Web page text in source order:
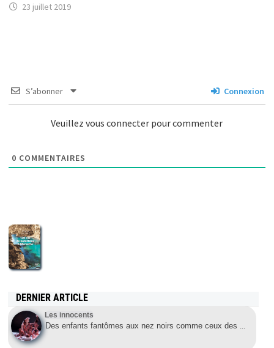
23 juillet 2019
S’abonner Connexion
Veuillez vous connecter pour commenter
0 COMMENTAIRES
DERNIER ARTICLE
Les innocents
Des enfants fantômes aux nez noirs comme ceux des ...